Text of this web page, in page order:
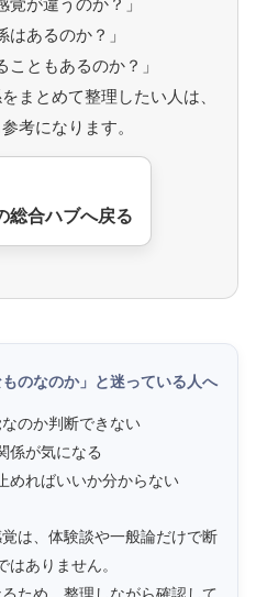
覚が違うのか？」
はあるのか？」
こともあるのか？」
まとめて整理したい人は、
考になります。
総合ハブへ戻る
のなのか」と迷っている人へ
なのか判断できない
係が気になる
めればいいか分からない
は、体験談や一般論だけで断
はありません。